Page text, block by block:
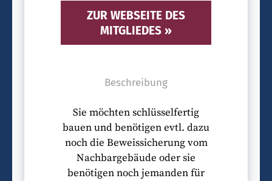
ZUR WEBSEITE DES
MITGLIEDES »
Beschreibung
Sie möchten schlüsselfertig
bauen und benötigen evtl. dazu
noch die Beweissicherung vom
Nachbargebäude oder sie
benötigen noch jemanden für